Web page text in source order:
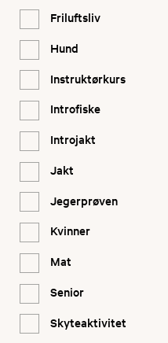
Friluftsliv
Hund
Instruktørkurs
Introfiske
Introjakt
Jakt
Jegerprøven
Kvinner
Mat
Senior
Skyteaktivitet